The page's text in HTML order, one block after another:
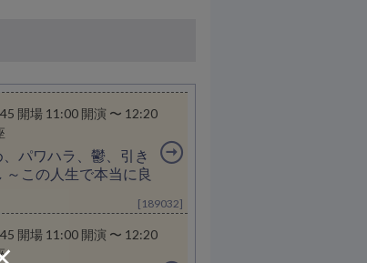
開場 11:00 開演 〜 12:20
パワハラ、鬱、引き
この人生で本当に良
[189032]
開場 11:00 開演 〜 12:20